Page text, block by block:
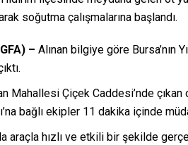
soğutma çalışmalarına başlandı.
– Alınan bilgiye göre Bursa’nın
Mahallesi Çiçek Caddesi’nde
bağlı ekipler 11 dakika içinde
araçla hızlı ve etkili bir şekilde